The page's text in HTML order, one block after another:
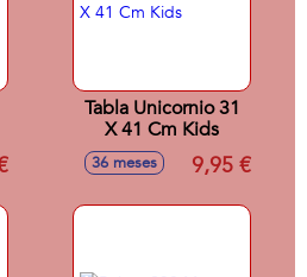
Tabla Unicornio 31
X 41 Cm Kids
36 meses 9,95 €